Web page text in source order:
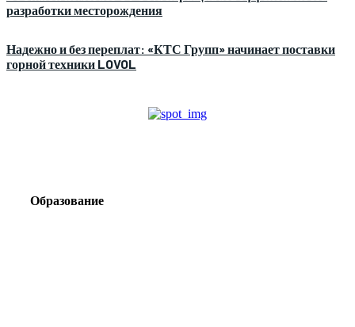
разработки месторождения
Надежно и без переплат: «КТС Групп» начинает поставки
горной техники LOVOL
Образование